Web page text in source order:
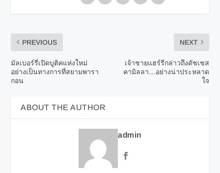
PREVIOUS
มัลเบอร์รี่เปิดบูติคแห่งใหม่
อย่างเป็นทางการที่สยามพารา
กอน
NEXT
เจ้าชายแฮร์รีกล่าวถึงดัชเชส
คามิลลา…อย่างน่าประหลาด
ใจ
ABOUT THE AUTHOR
admin